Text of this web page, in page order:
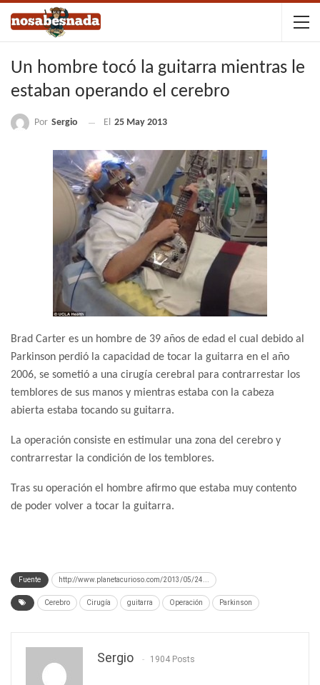
Un hombre tocó la guitarra mientras le
estaban operando el cerebro
Por Sergio El 25 May 2013
Brad Carter es un hombre de 39 años de edad el cual debido al
Parkinson perdió la capacidad de tocar la guitarra en el año
2006, se sometió a una cirugía cerebral para contrarrestar los
temblores de sus manos y mientras estaba con la cabeza
abierta estaba tocando su guitarra.
La operación consiste en estimular una zona del cerebro y
contrarrestar la condición de los temblores.
Tras su operación el hombre afirmo que estaba muy contento
de poder volver a tocar la guitarra.
Fuente http://www.planetacurioso.com/2013/05/24...
Cerebro Cirugía guitarra Operación Parkinson
Sergio 1904 Posts